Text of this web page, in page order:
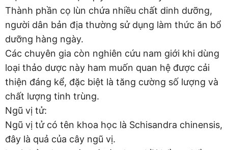
Thành phần cọ lùn chứa nhiều chất dinh dưỡng,
người dân bản địa thường sử dụng làm thức ăn bổ
dưỡng hàng ngày.
Các chuyên gia còn nghiên cứu nam giới khi dùng
loại thảo dược này ham muốn quan hệ được cải
thiện đáng kể, đặc biệt là tăng cường số lượng và
chất lượng tinh trùng.
Ngũ vị tử:
Ngũ vị tử có tên khoa học là Schisandra chinensis,
đây là quả của cây ngũ vị.